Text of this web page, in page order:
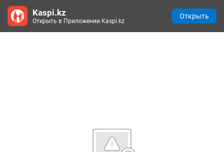
Kaspi.kz
Открыть в Приложении Kaspi.kz
Открыть